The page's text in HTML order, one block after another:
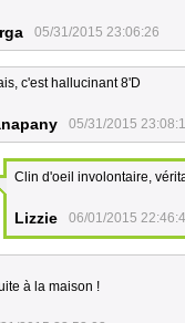
05/31/2015 23:06:26
c'est hallucinant 8'D
05/31/2015
Clin d'oeil involontaire,
Lizzie 06/01/2015
à la maison !